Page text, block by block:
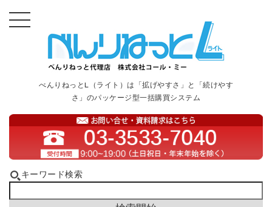
べんりねっとL（ライト）は「拡げやすさ」と「続けやす
さ」のパッケージ型一括購買システム
キーワード検索